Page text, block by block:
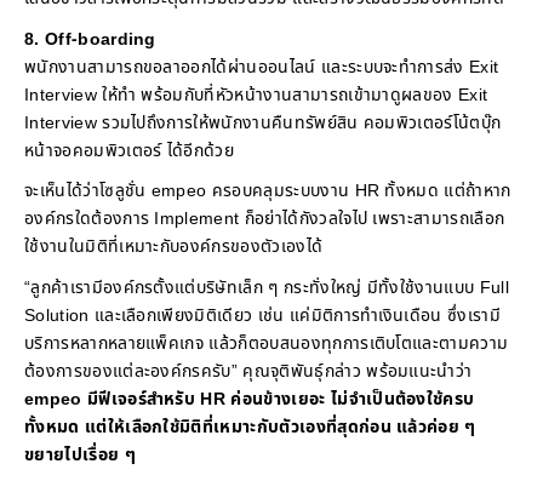
8. Off-boarding
พนักงานสามารถขอลาออกได้ผ่านออนไลน์ และระบบจะทำการส่ง Exit
Interview ให้ทำ พร้อมกับที่หัวหน้างานสามารถเข้ามาดูผลของ Exit
Interview รวมไปถึงการให้พนักงานคืนทรัพย์สิน คอมพิวเตอร์โน้ตบุ๊ก
หน้าจอคอมพิวเตอร์ ได้อีกด้วย
จะเห็นได้ว่าโซลูชั่น empeo ครอบคลุมระบบงาน HR ทั้งหมด แต่ถ้าหาก
องค์กรใดต้องการ Implement ก็อย่าได้กังวลใจไป เพราะสามารถเลือก
ใช้งานในมิติที่เหมาะกับองค์กรของตัวเองได้
“ลูกค้าเรามีองค์กรตั้งแต่บริษัทเล็ก ๆ กระทั่งใหญ่ มีทั้งใช้งานแบบ Full
Solution และเลือกเพียงมิติเดียว เช่น แค่มิติการทำเงินเดือน ซึ่งเรามี
บริการหลากหลายแพ็คเกจ แล้วก็ตอบสนองทุกการเติบโตและตามความ
ต้องการของแต่ละองค์กรครับ” คุณจุติพันธุ์กล่าว พร้อมแนะนำว่า
empeo มีฟีเจอร์สำหรับ HR ค่อนข้างเยอะ ไม่จำเป็นต้องใช้ครบ
ทั้งหมด แต่ให้เลือกใช้มิติที่เหมาะกับตัวเองที่สุดก่อน แล้วค่อย ๆ
ขยายไปเรื่อย ๆ